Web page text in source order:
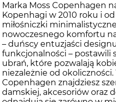
Marka Moss Copenhagen
Kopenhagi w 2010 roku i
miłośniczki
nowoczesnego komfortu
– duńscy entuzjaści
funkcjonalności – postawili
ubrań, które pozwalają
niezależnie od
Copenhagen znajdziesz
damskiej, akcesoriów oraz